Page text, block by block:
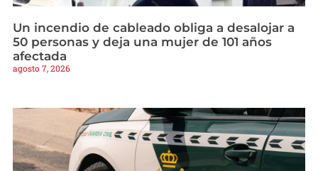
Un incendio de cableado obliga a desalojar a
50 personas y deja una mujer de 101 años
afectada
agosto 7, 2026